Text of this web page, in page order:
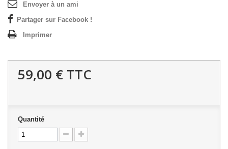
Envoyer à un ami
Partager sur Facebook !
Imprimer
59,00 € TTC
Quantité